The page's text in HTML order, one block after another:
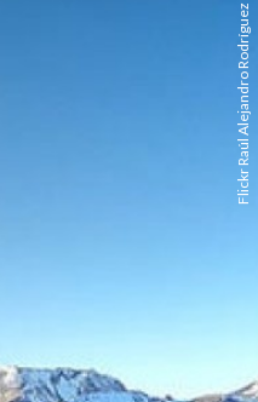
Flickr Raúl Alejandro Rodríguez